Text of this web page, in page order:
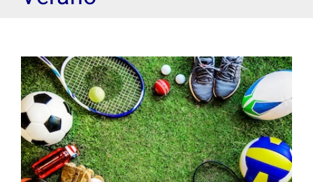
View
Larger
Image